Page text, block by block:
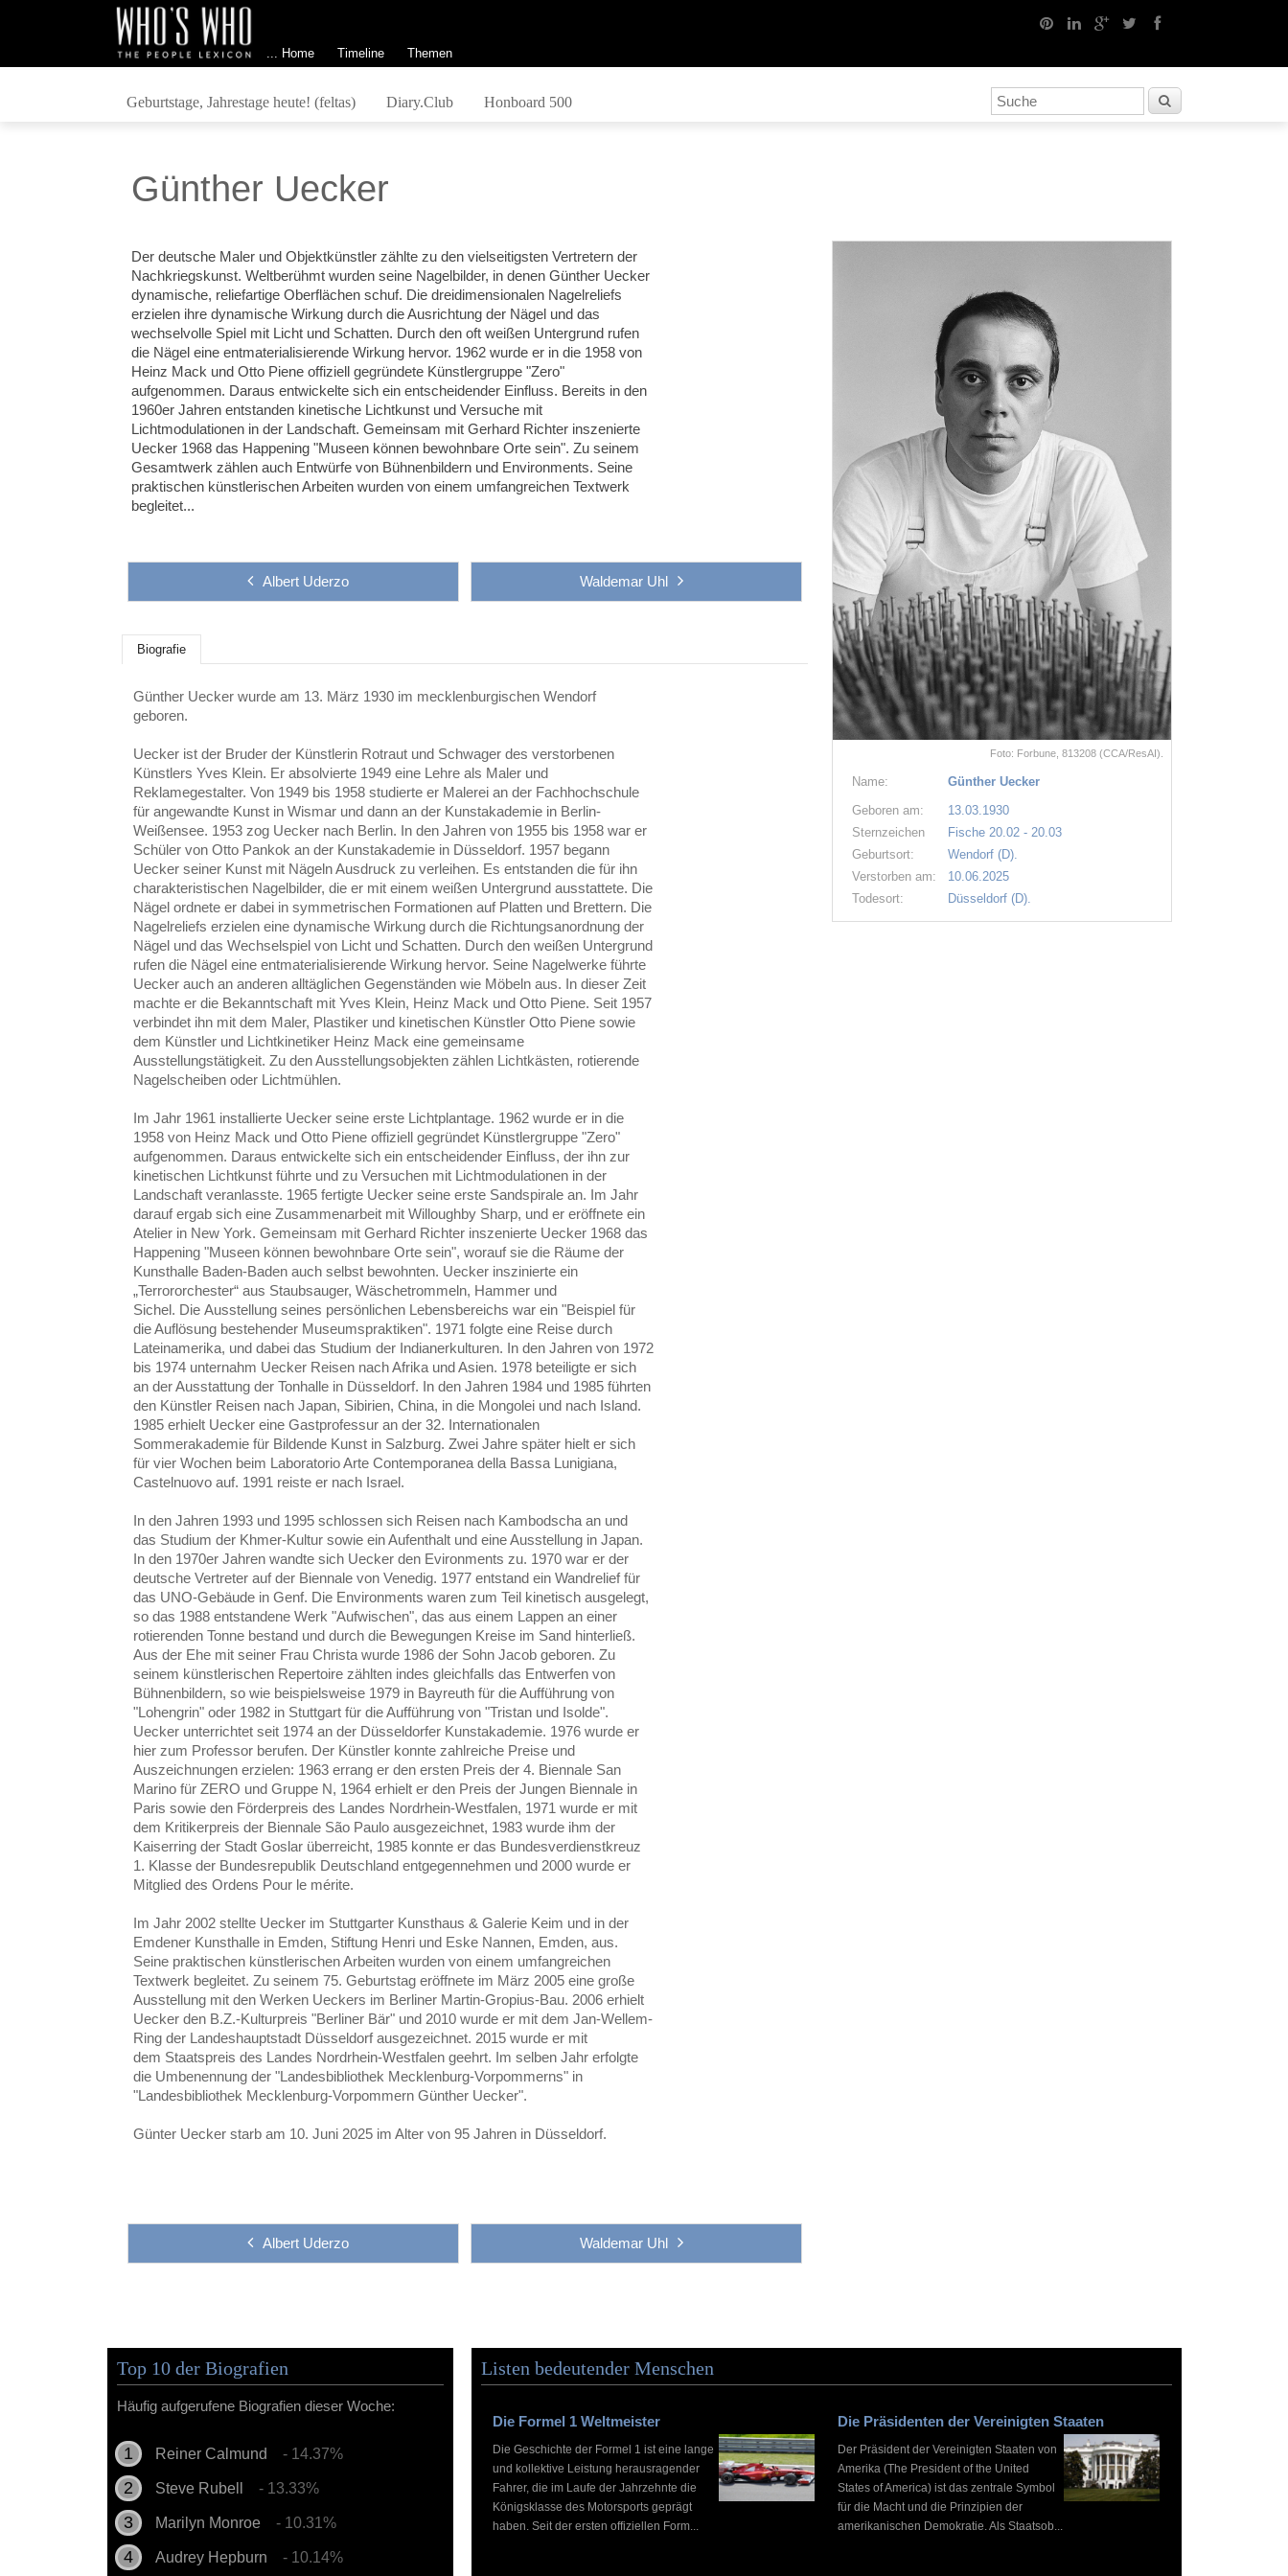
... Home Timeline Themen
Geburtstage, Jahrestage heute! (feltas) Diary.Club Honboard 500
Günther Uecker
Der deutsche Maler und Objektkünstler zählte zu den vielseitigsten Vertretern der
Nachkriegskunst. Weltberühmt wurden seine Nagelbilder, in denen Günther Uecker
dynamische, reliefartige Oberflächen schuf. Die dreidimensionalen Nagelreliefs
erzielen ihre dynamische Wirkung durch die Ausrichtung der Nägel und das
wechselvolle Spiel mit Licht und Schatten. Durch den oft weißen Untergrund rufen
die Nägel eine entmaterialisierende Wirkung hervor. 1962 wurde er in die 1958von
Heinz Mack und Otto Piene offiziell gegründete Künstlergruppe "Zero"
aufgenommen. Daraus entwickelte sich ein entscheidender Einfluss. Bereits in den
1960er Jahren entstanden kinetische Lichtkunst und Versuche mit
Lichtmodulationen in der Landschaft.Gemeinsam mit Gerhard Richter inszenierte
Uecker 1968das Happening "Museen können bewohnbare Orte sein".Zu seinem
Gesamtwerk zählen auch Entwürfe von Bühnenbildern und Environments. Seine
praktischen künstlerischen Arbeiten wurden von einem umfangreichen Textwerk
begleitet...
Albert Uderzo Waldemar Uhl
Biografie
Günther Uecker wurde am 13. März 1930 im mecklenburgischen Wendorf
geboren.
Uecker ist der Bruder der Künstlerin Rotraut und Schwager des verstorbenen
Künstlers Yves Klein. Er absolvierte 1949 eine Lehre als Maler und
Reklamegestalter. Von 1949 bis 1958 studierte er Malerei an der Fachhochschule
für angewandte Kunst in Wismar und dann an der Kunstakademie in Berlin-
Weißensee. 1953 zog Uecker nach Berlin. In den Jahren von 1955 bis 1958 war er
Schüler von Otto Pankok an der Kunstakademie in Düsseldorf. 1957 begann
Uecker seiner Kunst mit Nägeln Ausdruck zu verleihen. Es entstanden die für ihn
charakteristischen Nagelbilder, die er mit einem weißen Untergrund ausstattete. Die
Nägel ordnete er dabei in symmetrischen Formationen auf Platten und Brettern. Die
Nagelreliefs erzielen eine dynamische Wirkung durch die Richtungsanordnung der
Nägel und das Wechselspiel von Licht und Schatten. Durch den weißen Untergrund
rufen die Nägel eine entmaterialisierende Wirkung hervor. Seine Nagelwerke führte
Uecker auch an anderen alltäglichen Gegenständen wie Möbeln aus. In dieser Zeit
machte er die Bekanntschaft mit Yves Klein, Heinz Mack und Otto Piene. Seit 1957
verbindet ihn mit dem Maler, Plastiker und kinetischen Künstler Otto Piene sowie
dem Künstler und Lichtkinetiker Heinz Mack eine gemeinsame
Ausstellungstätigkeit. Zu den Ausstellungsobjekten zählen Lichtkästen, rotierende
Nagelscheiben oder Lichtmühlen.
Im Jahr 1961 installierte Uecker seine erste Lichtplantage. 1962 wurde er in die
1958 von Heinz Mack und Otto Piene offiziell gegründet Künstlergruppe "Zero"
aufgenommen. Daraus entwickelte sich ein entscheidender Einfluss, der ihn zur
kinetischen Lichtkunst führte und zu Versuchen mit Lichtmodulationen in der
Landschaft veranlasste. 1965 fertigte Uecker seine erste Sandspirale an. Im Jahr
darauf ergab sich eine Zusammenarbeit mit Willoughby Sharp, und er eröffnete ein
Atelier in New York. Gemeinsam mit Gerhard Richter inszenierte Uecker 1968 das
Happening "Museen können bewohnbare Orte sein", worauf sie die Räume der
Kunsthalle Baden-Baden auch selbst bewohnten. Uecker inszinierte ein
„Terrororchester“ aus Staubsauger, Wäschetrommeln, Hammer und
Sichel. Die Ausstellung seines persönlichen Lebensbereichs war ein "Beispiel für
die Auflösung bestehender Museumspraktiken". 1971 folgte eine Reise durch
Lateinamerika, und dabei das Studium der Indianerkulturen. In den Jahren von 1972
bis 1974 unternahm Uecker Reisen nach Afrika und Asien. 1978 beteiligte er sich
an der Ausstattung der Tonhalle in Düsseldorf. In den Jahren 1984 und 1985 führten
den Künstler Reisen nach Japan, Sibirien, China, in die Mongolei und nach Island.
1985 erhielt Uecker eine Gastprofessur an der 32. Internationalen
Sommerakademie für Bildende Kunst in Salzburg. Zwei Jahre später hielt er sich
für vier Wochen beim Laboratorio Arte Contemporanea della Bassa Lunigiana,
Castelnuovo auf. 1991 reiste er nach Israel.
In den Jahren 1993 und 1995 schlossen sich Reisen nach Kambodscha an und
das Studium der Khmer-Kultur sowie ein Aufenthalt und eine Ausstellung in Japan.
In den 1970er Jahren wandte sich Uecker den Evironments zu. 1970 war er der
deutsche Vertreter auf der Biennale von Venedig. 1977 entstand ein Wandrelief für
das UNO-Gebäude in Genf. Die Environments waren zum Teil kinetisch ausgelegt,
so das 1988 entstandene Werk "Aufwischen", das aus einem Lappen an einer
rotierenden Tonne bestand und durch die Bewegungen Kreise im Sand hinterließ.
Aus der Ehe mit seiner Frau Christa wurde 1986 der Sohn Jacob geboren. Zu
seinem künstlerischen Repertoire zählten indes gleichfalls das Entwerfen von
Bühnenbildern, so wie beispielsweise 1979 in Bayreuth für die Aufführung von
"Lohengrin" oder 1982 in Stuttgart für die Aufführung von "Tristan und Isolde".
Uecker unterrichtet seit 1974 an der Düsseldorfer Kunstakademie. 1976 wurde er
hier zum Professor berufen. Der Künstler konnte zahlreiche Preise und
Auszeichnungen erzielen: 1963 errang er den ersten Preis der 4. Biennale San
Marino für ZERO und Gruppe N, 1964 erhielt er den Preis der Jungen Biennale in
Paris sowie den Förderpreis des Landes Nordrhein-Westfalen, 1971 wurde er mit
dem Kritikerpreis der Biennale São Paulo ausgezeichnet, 1983 wurde ihm der
Kaiserring der Stadt Goslar überreicht, 1985 konnte er das Bundesverdienstkreuz
1. Klasse der Bundesrepublik Deutschland entgegennehmen und 2000 wurde er
Mitglied des Ordens Pour le mérite.
Im Jahr 2002 stellte Uecker im Stuttgarter Kunsthaus & Galerie Keim und in der
Emdener Kunsthalle in Emden, Stiftung Henri und Eske Nannen, Emden, aus.
Seine praktischen künstlerischen Arbeiten wurden von einem umfangreichen
Textwerk begleitet. Zu seinem 75. Geburtstag eröffnete im März 2005 eine große
Ausstellung mit den Werken Ueckers im Berliner Martin-Gropius-Bau. 2006 erhielt
Uecker den B.Z.-Kulturpreis "Berliner Bär" und 2010 wurde er mit dem Jan-Wellem-
Ring der Landeshauptstadt Düsseldorf ausgezeichnet. 2015 wurde er mit
dem Staatspreis des Landes Nordrhein-Westfalen geehrt. Im selben Jahr erfolgte
die Umbenennung der "Landesbibliothek Mecklenburg-Vorpommerns" in
"Landesbibliothek Mecklenburg-Vorpommern Günther Uecker".
Günter Uecker starb am 10. Juni 2025 im Alter von 95 Jahren in Düsseldorf.
Albert Uderzo Waldemar Uhl
Foto: Forbune, 813208 (CCA/ResAI).
Name:
Günther Uecker
Geboren am:
13.03.1930
Sternzeichen
Fische 20.02 - 20.03
Geburtsort:
Wendorf (D).
Verstorben am:
10.06.2025
Todesort:
Düsseldorf (D).
Top 10 der Biografien
Häufig aufgerufene Biografien dieser Woche:
Reiner Calmund - 14.37%
Steve Rubell - 13.33%
Marilyn Monroe - 10.31%
Audrey Hepburn - 10.14%
Listen bedeutender Menschen
Die Formel 1 Weltmeister
Die Geschichte der Formel 1 ist eine lange
und kollektive Leistung herausragender
Fahrer, die im Laufe der Jahrzehnte die
Königsklasse des Motorsports geprägt
haben. Seit der ersten offiziellen Form...
Die Präsidenten der Vereinigten Staaten
Der Präsident der Vereinigten Staaten von
Amerika (The President of the United
States of America) ist das zentrale Symbol
für die Macht und die Prinzipien der
amerikanischen Demokratie. Als Staatsob...